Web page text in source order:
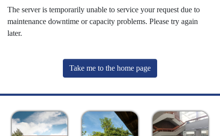
The server is temporarily unable to service your request due to
maintenance downtime or capacity problems. Please try again
later.
Take me to the home page